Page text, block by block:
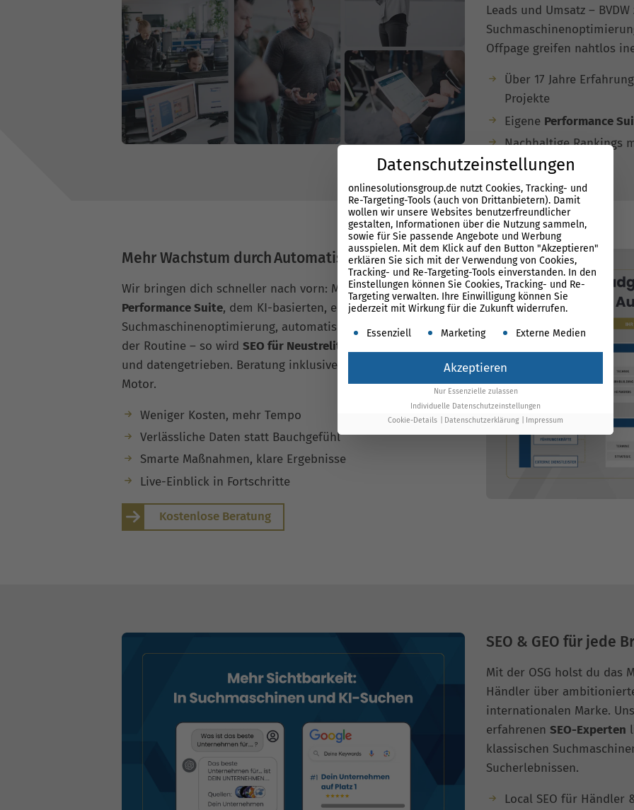
Leads und Umsatz –
Offpage greifen nahtlos
Über 17 Jahre
Projekte
Eigene Performance
Nachhaltige Rankings
Mehr Wachstum durch Automatisierung
Wir bringen dich schneller nach vorn: Mit unserer
Performance Suite, dem KI-basierten, eigenen Tool für die
Suchmaschinenoptimierung, automatisieren wir über 80 %
der Routine – so wird SEO für Neustrelitz
und datengetrieben. Beratung inklusive, Technologie als
Motor.
Weniger Kosten, mehr Tempo
Verlässliche Daten statt Bauchgefühl
Smarte Maßnahmen, klare Ergebnisse
Live-Einblick in Fortschritte
Kostenlose Beratung
SEO & GEO für jede
Mit der OSG holst du das
Händler über
internationalen Marke.
erfahrenen SEO-Experten
klassischen
Sucherlebnissen.
Local SEO für Händler
Datenschutzeinstellungen
onlinesolutionsgroup.de nutzt Cookies, Tracking- und
Re-Targeting-Tools (auch von Drittanbietern). Damit
wollen wir unsere Websites benutzerfreundlicher
gestalten, Informationen über die Nutzung sammeln,
sowie für Sie passende Angebote und Werbung
ausspielen. Mit dem Klick auf den Button "Akzeptieren"
erklären Sie sich mit der Verwendung von Cookies,
Tracking- und Re-Targeting-Tools einverstanden. In den
Einstellungen können Sie Cookies, Tracking- und Re-
Targeting verwalten. Ihre Einwilligung können Sie
jederzeit mit Wirkung für die Zukunft widerrufen.
Es folgt eine Liste der Service-Gruppen, für die
Essenziell Marketing Externe Medien
Akzeptieren
Nur Essenzielle zulassen
Individuelle Datenschutzeinstellungen
Cookie-Details
Datenschutzerklärung Impressum